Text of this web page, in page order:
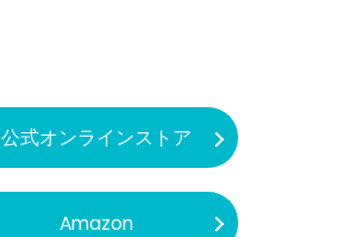
公式オンラインストア
Amazon